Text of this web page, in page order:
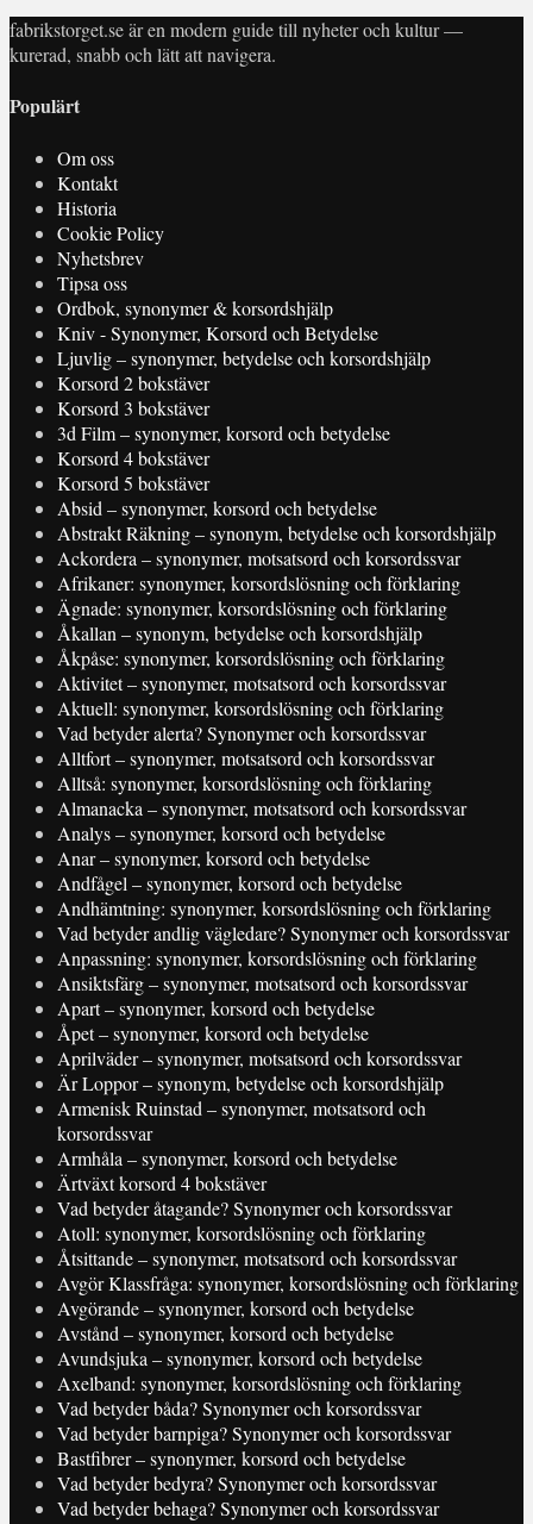
fabrikstorget.se är en modern guide till nyheter och kultur —
kurerad, snabb och lätt att navigera.
Populärt
Om oss
Kontakt
Historia
Cookie Policy
Nyhetsbrev
Tipsa oss
Ordbok, synonymer & korsordshjälp
Kniv - Synonymer, Korsord och Betydelse
Ljuvlig – synonymer, betydelse och korsordshjälp
Korsord 2 bokstäver
Korsord 3 bokstäver
3d Film – synonymer, korsord och betydelse
Korsord 4 bokstäver
Korsord 5 bokstäver
Absid – synonymer, korsord och betydelse
Abstrakt Räkning – synonym, betydelse och korsordshjälp
Ackordera – synonymer, motsatsord och korsordssvar
Afrikaner: synonymer, korsordslösning och förklaring
Ägnade: synonymer, korsordslösning och förklaring
Åkallan – synonym, betydelse och korsordshjälp
Åkpåse: synonymer, korsordslösning och förklaring
Aktivitet – synonymer, motsatsord och korsordssvar
Aktuell: synonymer, korsordslösning och förklaring
Vad betyder alerta? Synonymer och korsordssvar
Alltfort – synonymer, motsatsord och korsordssvar
Alltså: synonymer, korsordslösning och förklaring
Almanacka – synonymer, motsatsord och korsordssvar
Analys – synonymer, korsord och betydelse
Anar – synonymer, korsord och betydelse
Andfågel – synonymer, korsord och betydelse
Andhämtning: synonymer, korsordslösning och förklaring
Vad betyder andlig vägledare? Synonymer och korsordssvar
Anpassning: synonymer, korsordslösning och förklaring
Ansiktsfärg – synonymer, motsatsord och korsordssvar
Apart – synonymer, korsord och betydelse
Åpet – synonymer, korsord och betydelse
Aprilväder – synonymer, motsatsord och korsordssvar
Är Loppor – synonym, betydelse och korsordshjälp
Armenisk Ruinstad – synonymer, motsatsord och
korsordssvar
Armhåla – synonymer, korsord och betydelse
Ärtväxt korsord 4 bokstäver
Vad betyder åtagande? Synonymer och korsordssvar
Atoll: synonymer, korsordslösning och förklaring
Åtsittande – synonymer, motsatsord och korsordssvar
Avgör Klassfråga: synonymer, korsordslösning och förklaring
Avgörande – synonymer, korsord och betydelse
Avstånd – synonymer, korsord och betydelse
Avundsjuka – synonymer, korsord och betydelse
Axelband: synonymer, korsordslösning och förklaring
Vad betyder båda? Synonymer och korsordssvar
Vad betyder barnpiga? Synonymer och korsordssvar
Bastfibrer – synonymer, korsord och betydelse
Vad betyder bedyra? Synonymer och korsordssvar
Vad betyder behaga? Synonymer och korsordssvar